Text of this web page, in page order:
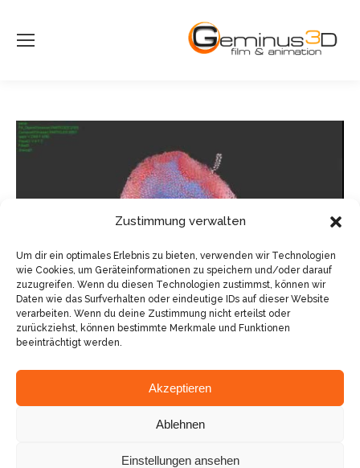
Zustimmung verwalten
Um dir ein optimales Erlebnis zu bieten, verwenden wir Technologien
wie Cookies, um Geräteinformationen zu speichern und/oder darauf
zuzugreifen. Wenn du diesen Technologien zustimmst, können wir
Daten wie das Surfverhalten oder eindeutige IDs auf dieser Website
verarbeiten. Wenn du deine Zustimmung nicht erteilst oder
zurückziehst, können bestimmte Merkmale und Funktionen
beeinträchtigt werden.
Akzeptieren
Ablehnen
Einstellungen ansehen
© Sven Pfister, Geminus 3D